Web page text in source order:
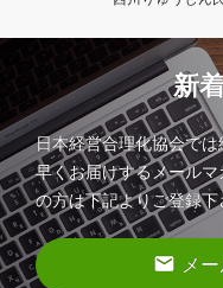
新
日本経営合理化協会で
早くお届けするメール
の方は下記よりご登録下
email メ